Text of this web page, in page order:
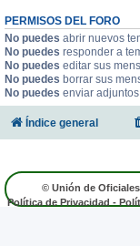
PERMISOS DEL FORO
No puedes abrir nuevos
No puedes responder a
No puedes editar sus
No puedes borrar sus
No puedes enviar
Índice general
© Unión de
Política de Privacidad -